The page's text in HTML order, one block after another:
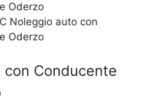
Noleggio auto con
Oderzo
Conducente